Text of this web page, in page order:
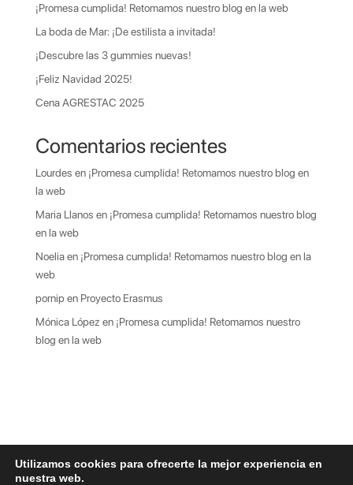
¡Promesa cumplida! Retomamos nuestro blog en la web
La boda de Mar: ¡De estilista a invitada!
¡Descubre las 3 gummies nuevas!
¡Feliz Navidad 2025!
Cena AGRESTAC 2025
Comentarios recientes
Lourdes en ¡Promesa cumplida! Retomamos nuestro blog en
la web
Maria Llanos en ¡Promesa cumplida! Retomamos nuestro blog
en la web
Noeliaen ¡Promesa cumplida! Retomamos nuestro blog en la
web
pornipen Proyecto Erasmus
Mónica López en ¡Promesa cumplida! Retomamos nuestro
blog en la web
Utilizamos cookies para ofrecerte la mejor experiencia en
nuestra web.